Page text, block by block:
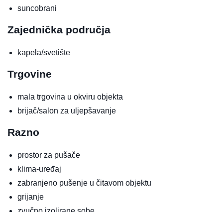
suncobrani
Zajednička područja
kapela/svetište
Trgovine
mala trgovina u okviru objekta
brijač/salon za uljepšavanje
Razno
prostor za pušače
klima-uređaj
zabranjeno pušenje u čitavom objektu
grijanje